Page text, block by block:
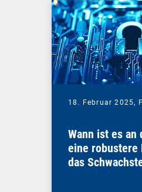
18. Februar 2025,
Wann ist es an
eine robustere
das